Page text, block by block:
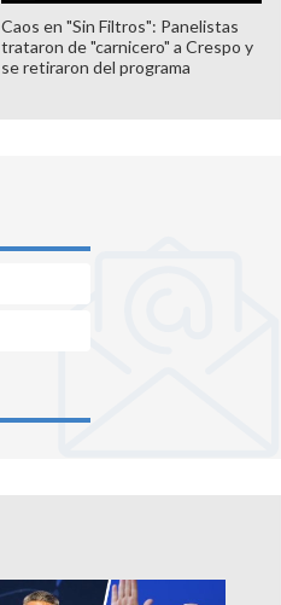
Caos en "Sin Filtros": Panelistas
trataron de "carnicero" a Crespo y
se retiraron del programa